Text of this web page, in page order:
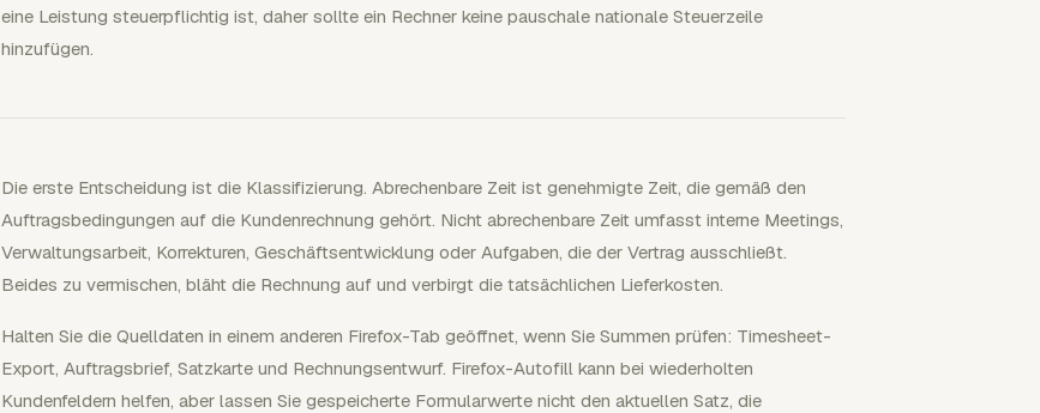
eine Leistung steuerpflichtig ist, daher sollte ein Rechner keine pauschale nationale Steuerzeile
hinzufügen.
Die erste Entscheidung ist die Klassifizierung. Abrechenbare Zeit ist genehmigte Zeit, die gemäß den
Auftragsbedingungen auf die Kundenrechnung gehört. Nicht abrechenbare Zeit umfasst interne Meetings,
Verwaltungsarbeit, Korrekturen, Geschäftsentwicklung oder Aufgaben, die der Vertrag ausschließt.
Beides zu vermischen, bläht die Rechnung auf und verbirgt die tatsächlichen Lieferkosten.
Halten Sie die Quelldaten in einem anderen Firefox-Tab geöffnet, wenn Sie Summen prüfen: Timesheet-
Export, Auftragsbrief, Satzkarte und Rechnungsentwurf. Firefox-Autofill kann bei wiederholten
Kundenfeldern helfen, aber lassen Sie gespeicherte Formularwerte nicht den aktuellen Satz, die